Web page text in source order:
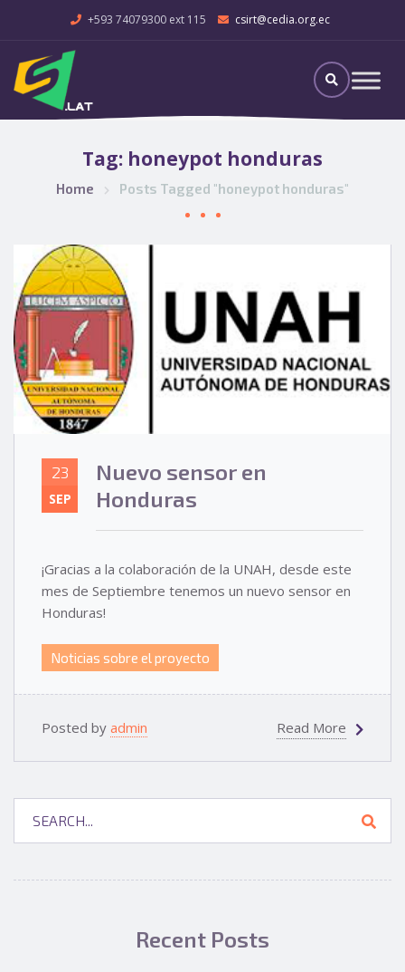
+593 74079300 ext 115 csirt@cedia.org.ec
Tag: honeypot honduras
Home Posts Tagged "honeypot honduras"
23
SEP
Nuevo sensor en
Honduras
¡Gracias a la colaboración de la UNAH, desde este
mes de Septiembre tenemos un nuevo sensor en
Honduras!
Noticias sobre el proyecto
Posted by admin Read More
Recent Posts